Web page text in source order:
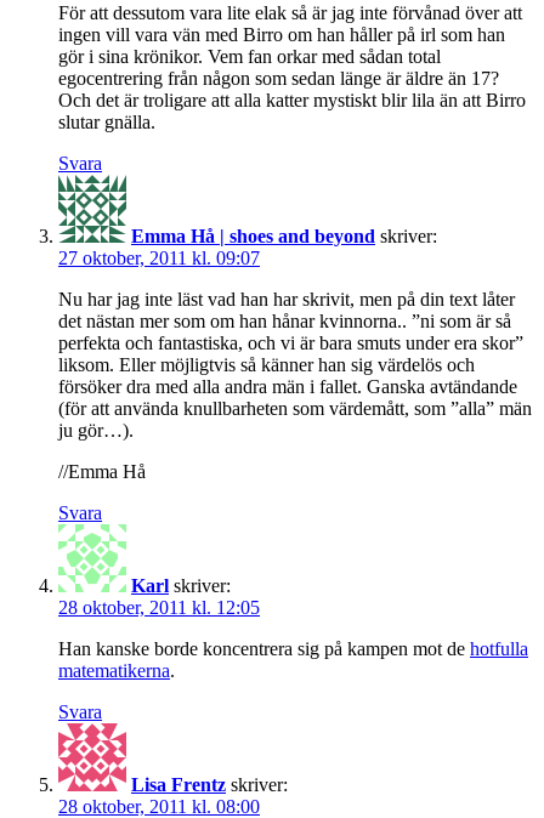
För att dessutom vara lite elak så är jag inte förvånad över att
ingen vill vara vän med Birro om han håller på irl som han
gör i sina krönikor. Vem fan orkar med sådan total
egocentrering från någon som sedan länge är äldre än 17?
Och det är troligare att alla katter mystiskt blir lila än att Birro
slutar gnälla.
Svara
Emma Hå | shoes and beyond skriver:
27 oktober, 2011 kl. 09:07
Nu har jag inte läst vad han har skrivit, men på din text låter
det nästan mer som om han hånar kvinnorna.. ”ni som är så
perfekta och fantastiska, och vi är bara smuts under era skor”
liksom. Eller möjligtvis så känner han sig värdelös och
försöker dra med alla andra män i fallet. Ganska avtändande
(för att använda knullbarheten som värdemått, som ”alla” män
ju gör…).
//Emma Hå
Svara
Karl skriver:
28 oktober, 2011 kl. 12:05
Han kanske borde koncentrera sig på kampen mot de hotfulla
matematikerna.
Svara
Lisa Frentz skriver:
28 oktober, 2011 kl. 08:00